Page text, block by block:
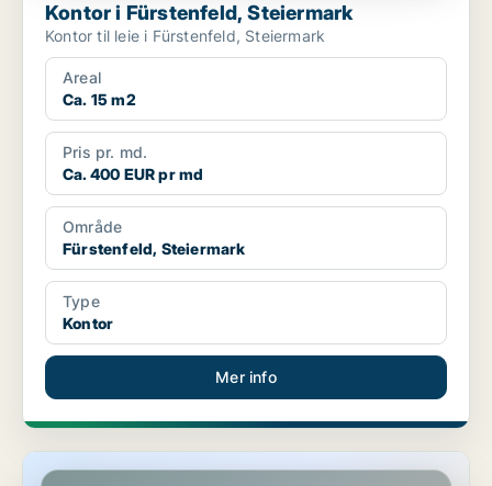
Kontor i Fürstenfeld, Steiermark
Kontor til leie i Fürstenfeld, Steiermark
Areal
Ca. 15 m2
Pris pr. md.
Ca. 400 EUR pr md
Område
Fürstenfeld, Steiermark
Type
Kontor
Mer info
Kontor i Graz, Steiermark